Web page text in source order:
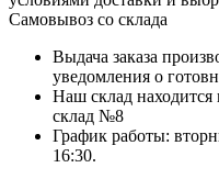
Самовывоз со склада
Выдача заказа
уведомления о
Наш склад находится
склад №8
График работы:
16:30.